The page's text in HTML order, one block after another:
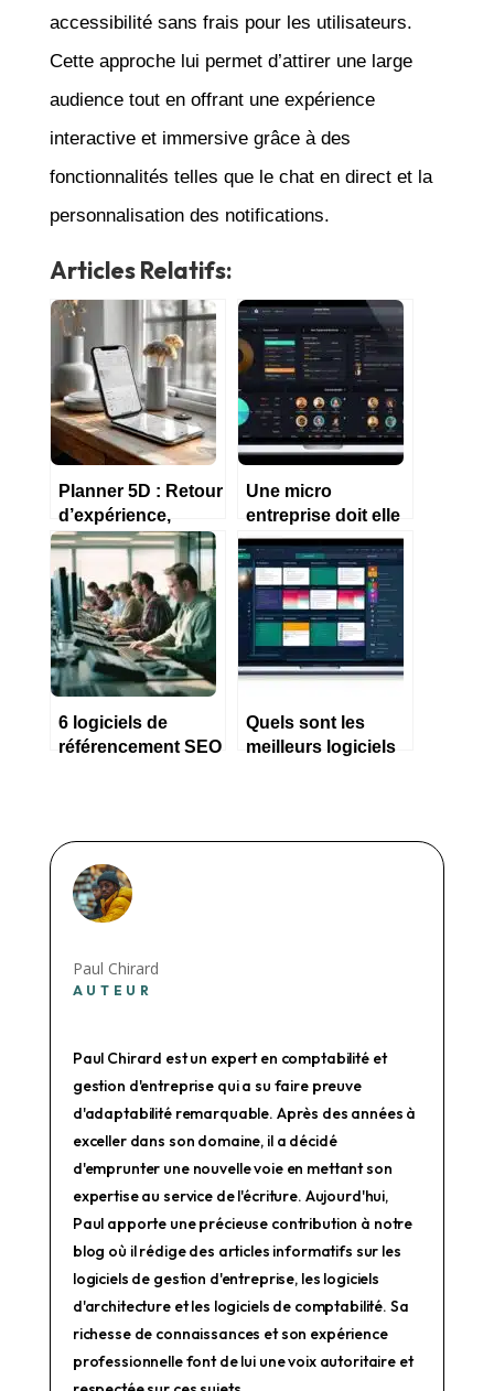
accessibilité sans frais pour les utilisateurs.
Cette approche lui permet d’attirer une large
audience tout en offrant une expérience
interactive et immersive grâce à des
fonctionnalités telles que le chat en direct et la
personnalisation des notifications.
Articles Relatifs:
Planner 5D : Retour
d’expérience,
Tarification, Démo,
Options 2024
Une micro
entreprise doit elle
obligatoirement
faire sa
comptabilité sur un
logiciel ?
6 logiciels de
référencement SEO
Quels sont les
meilleurs logiciels
Paul Chirard
AUTEUR
Paul Chirard est un expert en comptabilité et
gestion d'entreprise qui a su faire preuve
d'adaptabilité remarquable. Après des années à
exceller dans son domaine, il a décidé
d'emprunter une nouvelle voie en mettant son
expertise au service de l'écriture. Aujourd'hui,
Paul apporte une précieuse contribution à notre
blog où il rédige des articles informatifs sur les
logiciels de gestion d'entreprise, les logiciels
d'architecture et les logiciels de comptabilité. Sa
richesse de connaissances et son expérience
professionnelle font de lui une voix autoritaire et